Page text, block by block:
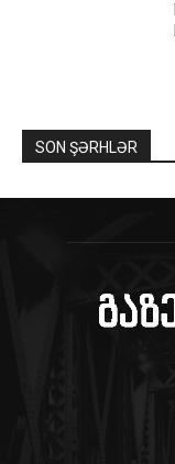
SON ŞƏRHLƏR